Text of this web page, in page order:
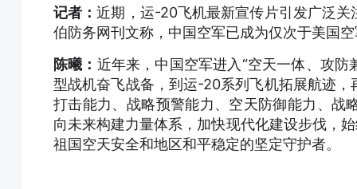
记者：近期，运-20飞机最新宣传片引发广泛
伯防务网刊文称，中国空军已成为仅次于美国
陈曦： 近年来，中国空军进入“空天一体、攻
型战机奋飞战备，到运-20系列飞机拓展航迹
打击能力、战略预警能力、空天防御能力、战
向未来构建力量体系，加快现代化建设步伐，
祖国空天安全和地区和平稳定的坚定守护者。